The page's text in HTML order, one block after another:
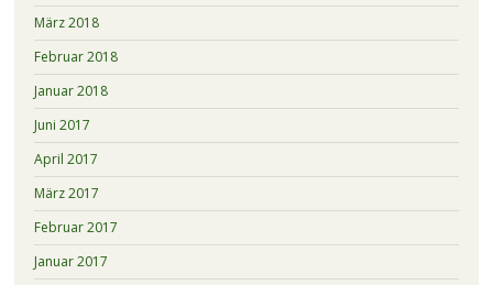
März 2018
Februar 2018
Januar 2018
Juni 2017
April 2017
März 2017
Februar 2017
Januar 2017